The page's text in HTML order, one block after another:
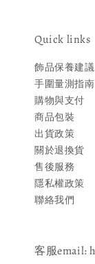
Quick links
飾品保養建議
手圍量測指南
購物與支付
商品包裝
出貨政策
關於退換貨
售後服務
隱私權政策
聯絡我們
客服email: